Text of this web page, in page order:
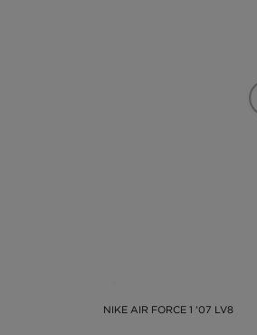
NIKE AIR FORCE 1 '07 LV8